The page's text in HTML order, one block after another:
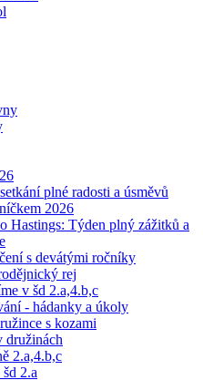
plné radosti a úsměvů
2026
Hastings: Týden plný zážitků a
s devátými ročníky
rej
v šd 2.a,4.b,c
- hádanky a úkoly
s kozami
družinách
2.a,4.b,c
2.a